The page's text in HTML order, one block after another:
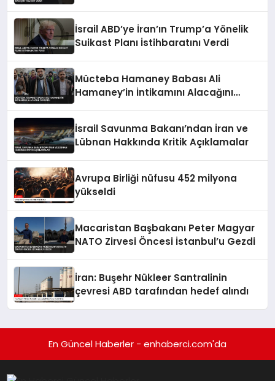
İsrail ABD’ye İran’ın Trump’a Yönelik
Suikast Planı İstihbaratını Verdi
Mücteba Hamaney Babası Ali
Hamaney’in İntikamını Alacağını
İsrail Savunma Bakanı’ndan İran ve
Lübnan Hakkında Kritik Açıklamalar
Avrupa Birliği nüfusu 452 milyona
yükseldi
Macaristan Başbakanı Peter Magyar
NATO Zirvesi Öncesi İstanbul’u Gezdi
İran: Buşehr Nükleer Santralinin
çevresi ABD tarafından hedef alındı
En Güncel Haberler - enhaberci.com'da